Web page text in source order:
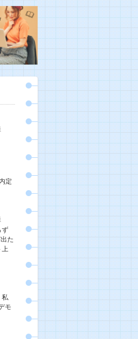
定
ず
た
私
モ